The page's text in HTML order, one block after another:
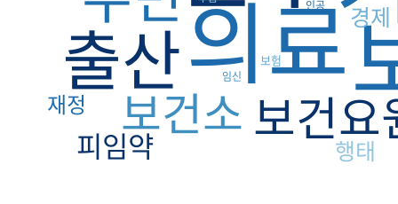
의료
출산
보건요
보건소
피임약
경제
행태
재정
보험
임신
인공